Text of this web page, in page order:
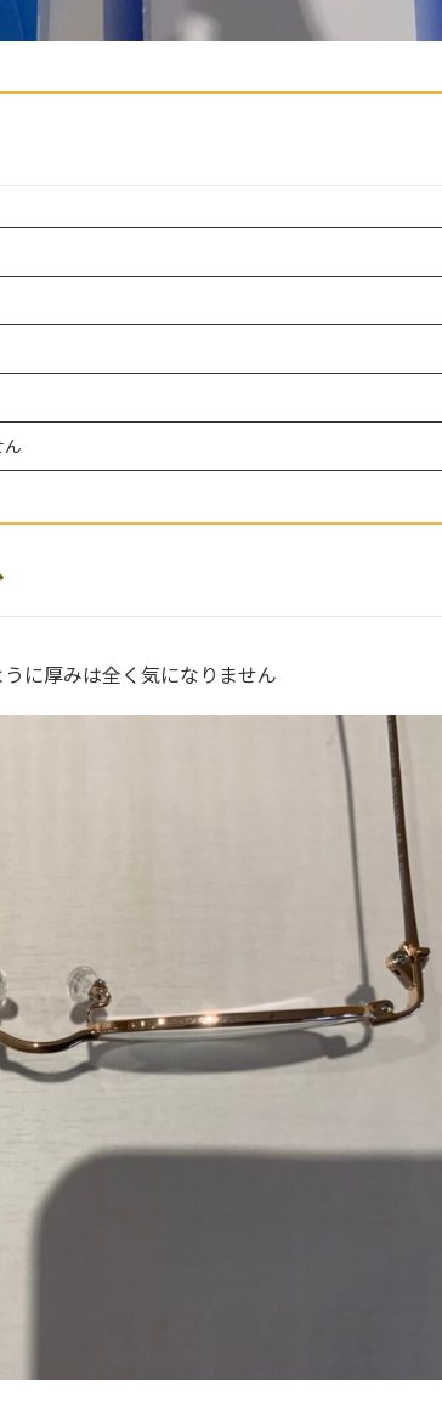
に厚みは全く気になりません